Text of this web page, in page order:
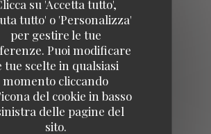
su 'Accetta tutto',
tutto' o 'Personalizza'
per gestire le tue
Puoi modificare
tue scelte in qualsiasi
momento cliccando
del cookie in basso
delle pagine del
sito.
una nuova finestra))
((apre una nuova finestra))